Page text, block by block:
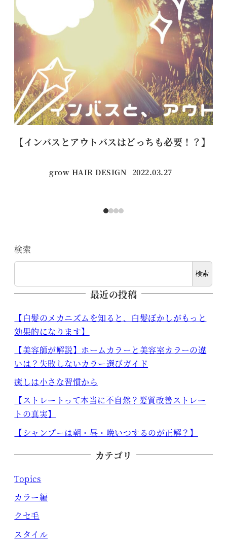
【インバスとアウトバスはどっちも必要！？】
grow HAIR DESIGN 投稿日
2022.03.27
検索
検索
最近の投稿
【白髪のメカニズムを知ると、白髪ぼかしがもっと
効果的になります】
【美容師が解説】ホームカラーと美容室カラーの違
いは？失敗しないカラー選びガイド
癒しは小さな習慣から
【ストレートって本当に不自然？髪質改善ストレー
トの真実】
【シャンプーは朝・昼・晩いつするのが正解？】
カテゴリ
Topics
カラー編
クセ毛
スタイル